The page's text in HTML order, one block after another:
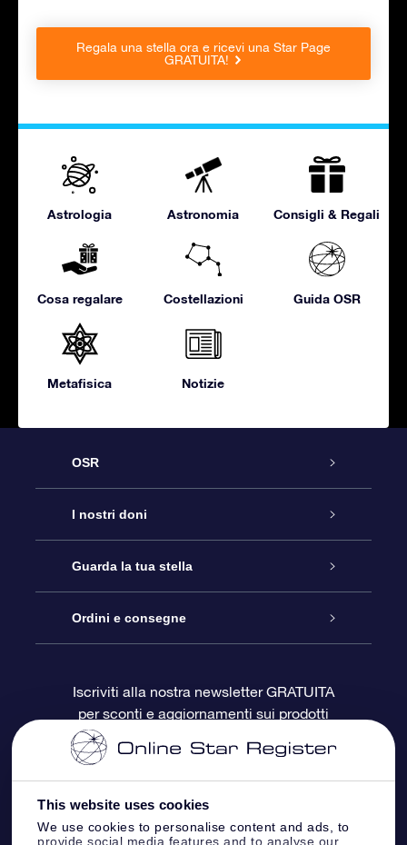
This website uses cookies
We use cookies to personalise content and ads, to
provide social media features and to analyse our
Regala una stella ora e ricevi una Star Page
GRATUITA!
Astrologia Astronomia Consigli & Regali
Cosa regalare Costellazioni Guida OSR
Metafisica Notizie
OSR
Assistenza
Contattaci
Blog
OSR Recensioni
I nostri doni
Online Star Gift
Pacchetto regalo OSR
Gift Card OSR
Doni aziendali
Guarda la tua stella
Registro stellare
Star Page personalizzata
One Million Stars
OSR Starsaver
Ordini e consegne
Informazioni di Pagamento
Politica di reso
Iscriviti alla nostra newsletter GRATUITA
per sconti e aggiornamenti sui prodotti